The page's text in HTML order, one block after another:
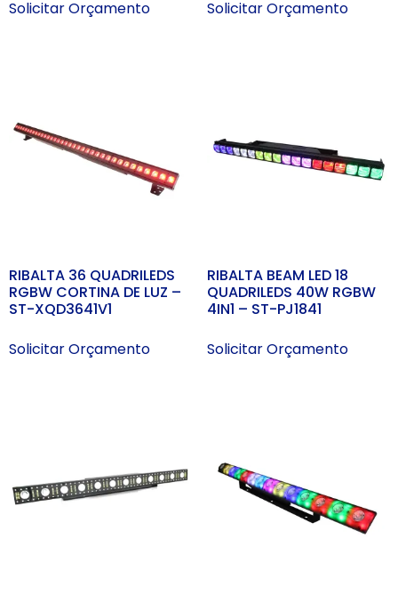
Solicitar Orçamento
Solicitar Orçamento
RIBALTA 36 QUADRILEDS
RGBW CORTINA DE LUZ –
ST-XQD3641V1
Solicitar Orçamento
RIBALTA BEAM LED 18
QUADRILEDS 40W RGBW
4IN1 – ST-PJ1841
Solicitar Orçamento